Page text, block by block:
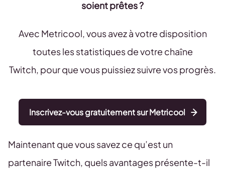
soient prêtes ?
Avec Metricool, vous avez à votre disposition
toutes les statistiques de votre chaîne
Twitch, pour que vous puissiez suivre vos progrès.
Inscrivez-vous gratuitement sur Metricool
Maintenant que vous savez ce qu’est un
partenaire Twitch, quels avantages présente-t-il